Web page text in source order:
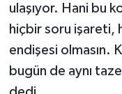
ulaşıyor. Hani bu
hiçbir soru işareti,
endişesi olmasın.
bugün de aynı